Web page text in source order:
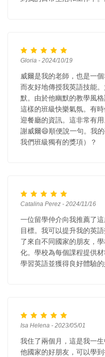
Gloria - 2024/10/19
威爾是我的老師，也是一
而友好地傳授我英語技能
默。由於他幽默的教學風
這樣的班級快樂氣氛。有
迎餐廳的資訊。這非常有
謝威爾😄順便說一句。我
我們班級獨有的獎項）？
Catalina Perez - 2024/11/16
一位留學仲介向我推薦了
目標。我可以提升我的英
了來自不同國家的朋友，
化。學校為每個課程提供
學習英語並獲得良好體驗的
Isa Helena - 2023/05/01
我住了兩個月，這是我一
他國家的好朋友，可以學